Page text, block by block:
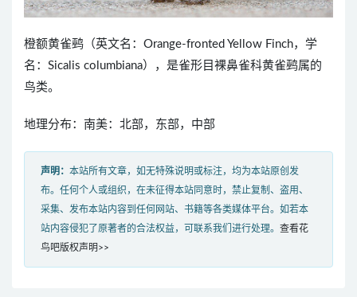
橙额黄雀鹀（英文名：Orange-fronted Yellow Finch，学
名：Sicalis columbiana），是雀形目裸鼻雀科黄雀鹀属的
鸟类。
地理分布：南美：北部，东部，中部
声明： 本站所有文章，如无特殊说明或标注，均为本站原创发
布。任何个人或组织，在未征得本站同意时，禁止复制、盗用、
采集、发布本站内容到任何网站、书籍等各类媒体平台。如若本
站内容侵犯了原著者的合法权益，可联系我们进行处理。 查看花
鸟吧版权声明>>